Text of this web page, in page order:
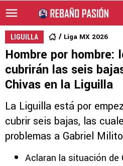
LIGUILLA Liga MX 2026
Hombre por hombre:
cubrirán las seis
Chivas en la Liguilla
La Liguilla está por
cubrir seis bajas, las
problemas a Gabriel
Aclaran la situación